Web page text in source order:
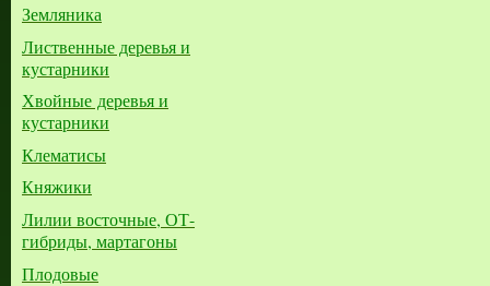
Земляника
Лиственные деревья и
кустарники
Хвойные деревья и
кустарники
Клематисы
Княжики
Лилии восточные, ОТ-
гибриды, мартагоны
Плодовые